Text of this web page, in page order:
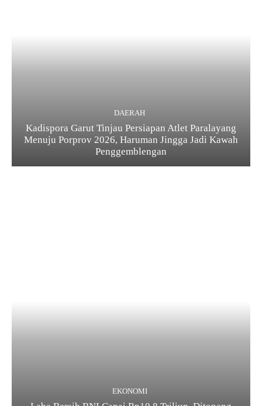
DAERAH
Kadispora Garut Tinjau Persiapan Atlet Paralayang
Menuju Porprov 2026, Haruman Jingga Jadi Kawah
Penggemblengan
EKONOMI